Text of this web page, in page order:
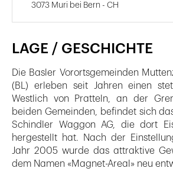
LAGE / GESCHICHTE
Die Basler Vorortsgemeinden
(BL) erleben seit Jahren einen
Westlich von Pratteln, an der
beiden Gemeinden, befindet sich
Schindler Waggon AG, die dort
hergestellt hat. Nach der
Jahr 2005 wurde das attraktive
dem Namen «Magnet-Areal» neu
3073 Muri bei Bern - CH